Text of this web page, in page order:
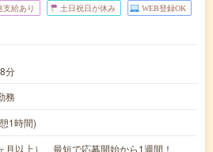
支給あり 土日祝日が休み WEB登録OK
分
務
1時間)
月以上） 最短で応募開始から1週間！